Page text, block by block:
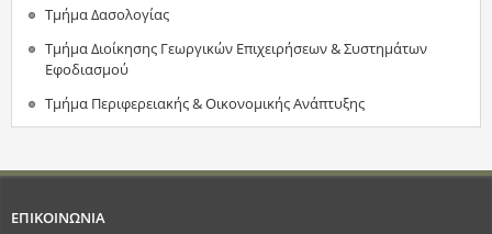
Τμήμα Δασολογίας
Τμήμα Διοίκησης Γεωργικών Επιχειρήσεων & Συστημάτων
Εφοδιασμού
Τμήμα Περιφερειακής & Οικονομικής Ανάπτυξης
ΕΠΙΚΟΙΝΩΝΙΑ